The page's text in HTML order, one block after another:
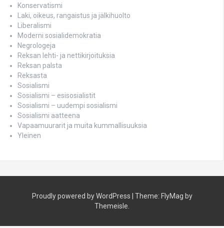
Konservatismi
Laki, oikeus, rangaistus ja jälkihuolto
Liberalismi
Moderni sosialidemokratia
Negrologeja
Reksan lehti- ja nettikirjoituksia
Reksan palsta
Reksasta
Sosialismi
Sosialismi – esisosialistit
Sosialismi – uudempi sosialismi
Sosialismi aatteena
Vapaamuurarit ja muita kummallisuuksia
Yleinen
Proudly powered by WordPress Theme: FlyMag by
Themeisle.